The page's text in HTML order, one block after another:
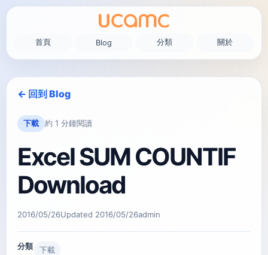
首頁 Blog 分類 關於
← 回到 Blog
下載 約 1 分鐘閱讀
Excel SUM COUNTIF
Download
2016/05/26Updated 2016/05/26admin
分類 下載